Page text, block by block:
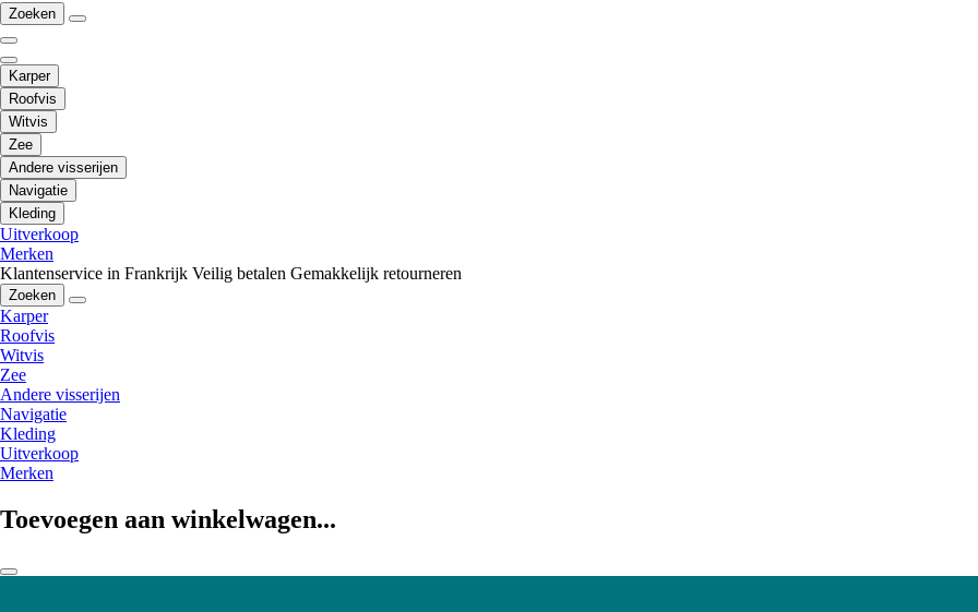
Zoeken
Karper
Roofvis
Witvis
Zee
Andere visserijen
Navigatie
Kleding
Uitverkoop
Merken
Klantenservice in Frankrijk Veilig betalen Gemakkelijk retourneren
Zoeken
Karper
Roofvis
Witvis
Zee
Andere visserijen
Navigatie
Kleding
Uitverkoop
Merken
Toevoegen aan winkelwagen...